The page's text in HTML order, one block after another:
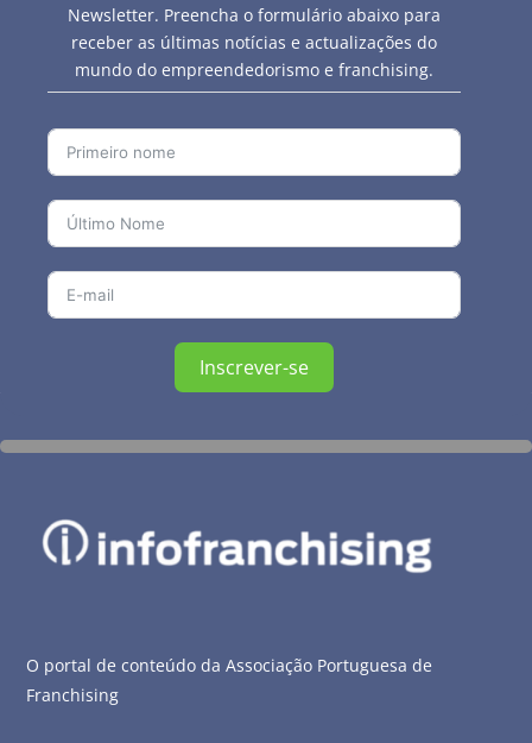
Newsletter. Preencha o formulário abaixo para
receber as últimas notícias e actualizações do
mundo do empreendedorismo e franchising.
Inscrever-se
O portal de conteúdo da Associação Portuguesa de
Franchising